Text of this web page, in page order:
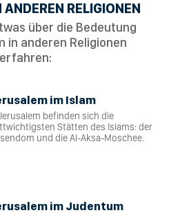
RELIGIONEN
über die Bedeutung
in anderen Religionen
erfahren:
im Islam
befinden sich die
Stätten des Islams: der
und die Al-Aksa-Moschee.
im Judentum